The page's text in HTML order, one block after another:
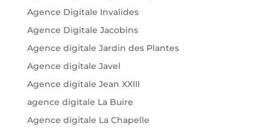
Agence Digitale Invalides
Agence Digitale Jacobins
Agence digitale Jardin des Plantes
Agence digitale Javel
Agence digitale Jean XXIII
agence digitale La Buire
Agence digitale La Chapelle